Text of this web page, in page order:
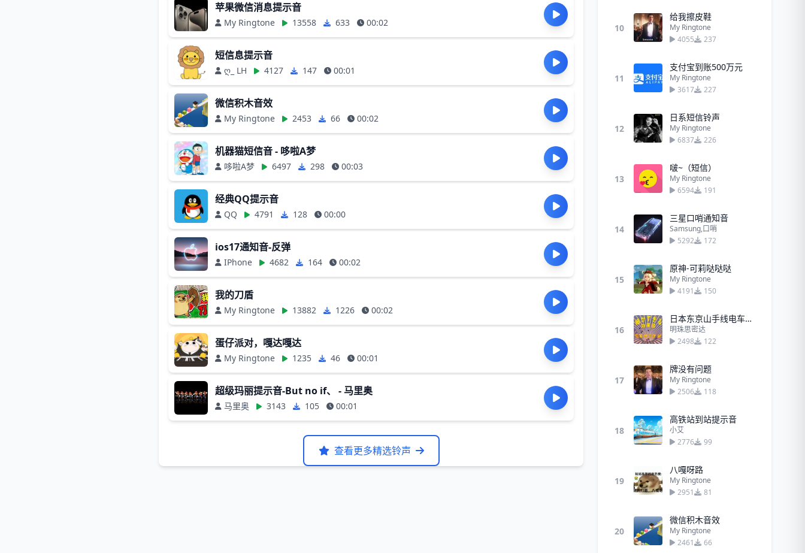
苹果微信消息提示音
My Ringtone 13558 633 00:02
短信息提示音
ღ_ LH 4127 147 00:01
微信积木音效
My Ringtone 2453 66 00:02
机器猫短信音 - 哆啦A梦
哆啦A梦 6497 298 00:03
经典QQ提示音
QQ 4791 128 00:00
ios17通知音-反弹
IPhone 4682 164 00:02
我的刀盾
My Ringtone 13882 1226 00:02
蛋仔派对，嘎达嘎达
My Ringtone 1235 46 00:01
超级玛丽提示音-But no if、 - 马里奥
马里奥 3143 105 00:01
查看更多精选铃声
10
给我擦皮鞋
My Ringtone
4055
237
11
支付宝到账500万元
My Ringtone
3617
227
12
日系短信铃声
My Ringtone
6837
226
13
啵~（短信）
My Ringtone
6594
191
14
三星口哨通知音
Samsung,口哨
5292
172
15
原神-可莉哒哒哒
My Ringtone
4191
150
16
日本东京山手线电车声音
明珠思密达
2498
122
17
牌没有问题
My Ringtone
2506
118
18
高铁站到站提示音
小艾
2776
99
19
八嘎呀路
My Ringtone
2951
81
20
微信积木音效
My Ringtone
2461
66